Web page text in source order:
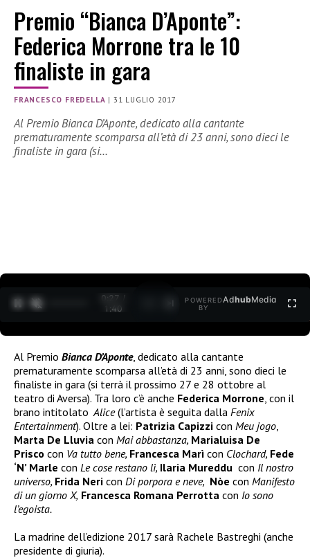
Premio “Bianca D’Aponte”:
Federica Morrone tra le 10
finaliste in gara
FRANCESCO FREDELLA | 31 LUGLIO 2017
Al Premio Bianca D’Aponte, dedicato alla cantante
prematuramente scomparsa all’età di 23 anni, sono dieci le
finaliste in gara (si…
0:27 /
1:40
POWERED
BY
AdhubMedia
Al Premio Bianca D’Aponte, dedicato alla cantante
prematuramente scomparsa all’età di 23 anni, sono dieci le
finaliste in gara (si terrà il prossimo 27 e 28 ottobre al
teatro di Aversa). Tra loro c’è anche Federica Morrone , con il
brano intitolato Alice(l’artista è seguita dalla Fenix
Entertainment). Oltre a lei: Patrizia Capizzi con Meu jogo
Marta De Lluvia con Mai abbastanza, Marialuisa De
Prisco con Va tutto bene, Francesca Marì con Clochard, Fede
‘N’ Marle con Le cose restano lì, Ilaria Mureddu con Il nostro
universo, Frida Neri con Di porpora e neve, Nòe con Manifesto
di un giorno X, Francesca Romana Perrotta con Io sono
l’egoista.
La madrine dell’edizione 2017 sarà Rachele Bastreghi (anche
presidente di giuria).